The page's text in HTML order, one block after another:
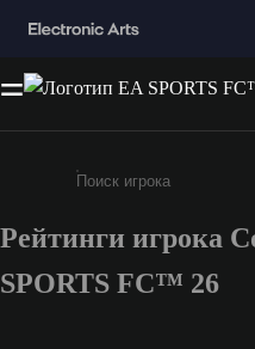
Введите не
Рейтинги игрока
SPORTS FC™ 26